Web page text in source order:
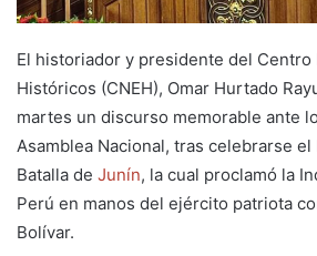
El historiador y presidente del Centro
Históricos (CNEH), Omar Hurtado
martes un discurso memorable ante
Asamblea Nacional, tras celebrarse
Batalla de Junín, la cual proclamó la
Perú en manos del ejército patriota
Bolívar.